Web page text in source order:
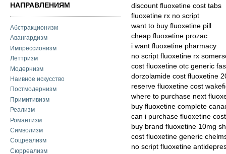
НАПРАВЛЕНИЯМ
Абстракционизм
Авангардизм
Импрессионизм
Леттризм
Модернизм
Наивное искусство
Постмодернизм
Примитивизм
Реализм
Романтизм
Символизм
Соцреализм
Сюрреализм
discount fluoxetine cost tabs
fluoxetine rx no script
want to buy fluoxetine pill
cheap fluoxetine prozac
i want fluoxetine pharmacy
no script fluoxetine rx
cost fluoxetine otc generic
dorzolamide cost fluoxetine
reserve fluoxetine cost
where to purchase next
buy fluoxetine complete
can i purchase fluoxetine cost
buy brand fluoxetine 10mg
cost fluoxetine generic
no script fluoxetine